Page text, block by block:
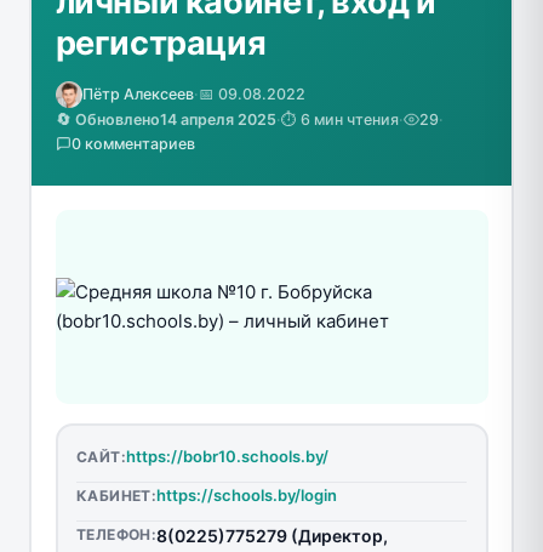
регистрация
Пётр Алексеев·📅 09.08.2022
🔄 Обновлено14 апреля 2025·⏱️ 6 мин чтения· 29·
0 комментариев
САЙТ:https://bobr10.schools.by/
КАБИНЕТ:https://schools.by/login
ТЕЛЕФОН:8(0225)775279 (Директор,